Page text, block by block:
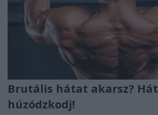
Brutális hátat akarsz? Hát
húzódzkodj!